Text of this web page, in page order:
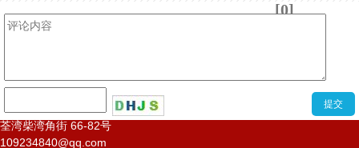
[0]
荃湾柴湾角街 66-82号
109234840@qq.com